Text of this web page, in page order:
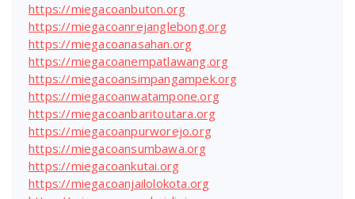
https://miegacoanbuton.org
https://miegacoanrejanglebong.org
https://miegacoanasahan.org
https://miegacoanempatlawang.org
https://miegacoansimpangampek.org
https://miegacoanwatampone.org
https://miegacoanbaritoutara.org
https://miegacoanpurworejo.org
https://miegacoansumbawa.org
https://miegacoankutai.org
https://miegacoanjailolokota.org